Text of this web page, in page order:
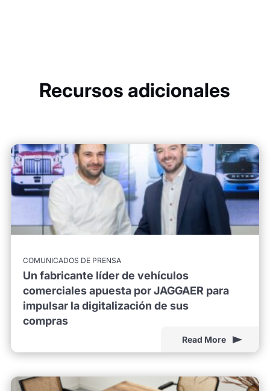
Recursos adicionales
COMUNICADOS DE PRENSA
Un fabricante líder de vehículos
comerciales apuesta por JAGGAER para
impulsar la digitalización de sus
compras
Read More